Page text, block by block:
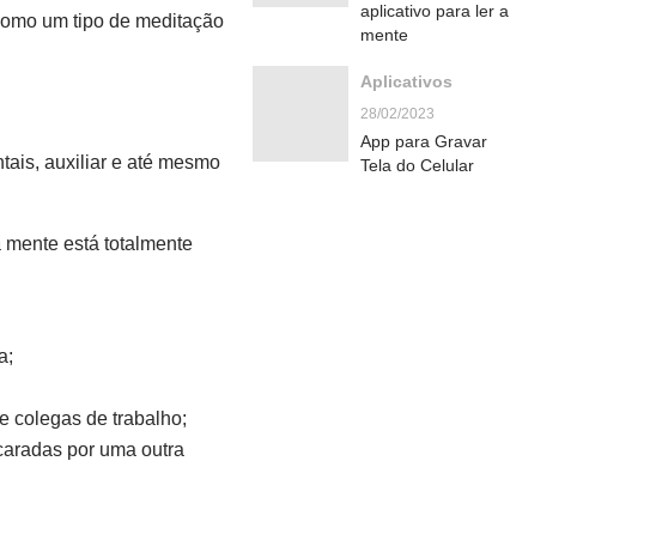
um tipo de meditação
auxiliar e até mesmo
está totalmente
colegas de trabalho;
por uma outra
aplicativo para ler a
mente
Aplicativos
28/02/2023
App para Gravar
Tela do Celular